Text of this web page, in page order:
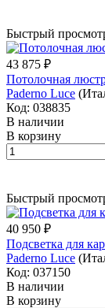
Быстрый
43 875 ₽
Потолочная
Paderno Luce
Код: 038835
В наличии
В корзину
Быстрый
40 950 ₽
Подсветка для
Paderno Luce
Код: 037150
В наличии
В корзину